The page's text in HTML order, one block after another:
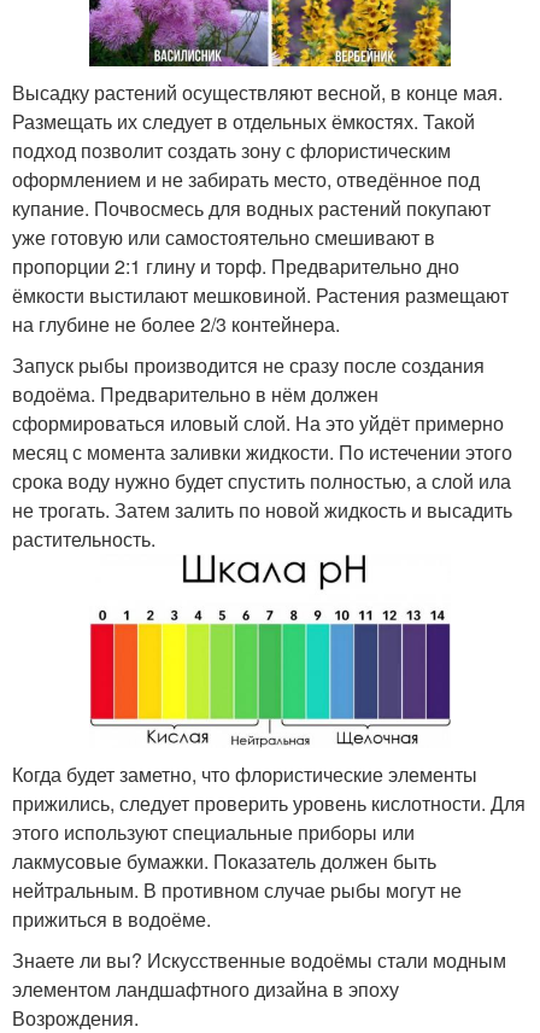
Высадку растений осуществляют весной, в конце мая.
Размещать их следует в отдельных ёмкостях. Такой
подход позволит создать зону с флористическим
оформлением и не забирать место, отведённое под
купание. Почвосмесь для водных растений покупают
уже готовую или самостоятельно смешивают в
пропорции 2:1 глину и торф. Предварительно дно
ёмкости выстилают мешковиной. Растения размещают
на глубине не более 2/3 контейнера.
Запуск рыбы производится не сразу после создания
водоёма. Предварительно в нём должен
сформироваться иловый слой. На это уйдёт примерно
месяц с момента заливки жидкости. По истечении этого
срока воду нужно будет спустить полностью, а слой ила
не трогать. Затем залить по новой жидкость и высадить
растительность.
Когда будет заметно, что флористические элементы
прижились, следует проверить уровень кислотности. Для
этого используют специальные приборы или
лакмусовые бумажки. Показатель должен быть
нейтральным. В противном случае рыбы могут не
прижиться в водоёме.
Знаете ли вы? Искусственные водоёмы стали модным
элементом ландшафтного дизайна в эпоху
Возрождения.